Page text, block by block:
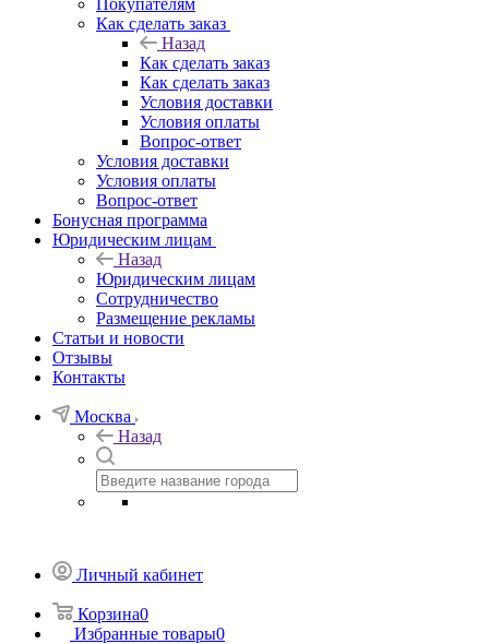
Покупателям
Как сделать заказ
Назад
Как сделать заказ
Как сделать заказ
Условия доставки
Условия оплаты
Вопрос-ответ
Условия доставки
Условия оплаты
Вопрос-ответ
Бонусная программа
Юридическим лицам
Назад
Юридическим лицам
Сотрудничество
Размещение рекламы
Статьи и новости
Отзывы
Контакты
Москва
Назад
Личный кабинет
Корзина0
Избранные товары0